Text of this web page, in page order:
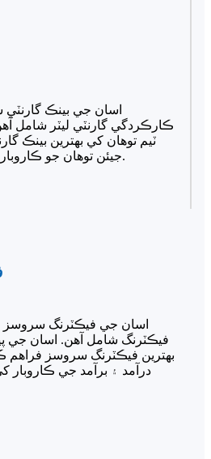
اسان جي بينڪ گارنٽي
ڪارڪردگي گارنٽي ليٽر شامل
ٽيم توهان کي بهترين بينڪ
جيئن توهان جو ڪاروبار آساني سان مڪمل ٿئي.
اسان جي فيڪٽرنگ سروسز
فيڪٽرنگ شامل آهن. اسان جي
بهترين فيڪٽرنگ سروسز فراهم
درآمد ۽ برآمد جي ڪاروبار